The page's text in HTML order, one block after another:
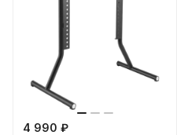
4 990 ₽